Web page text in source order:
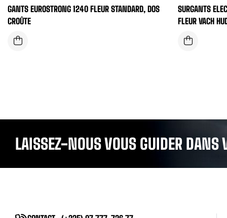
GANTS EUROSTRONG 1240 FLEUR STANDARD, DOS
CROÛTE
SURGANTS
FLEUR VACH
LAISSEZ-NOUS VOUS GUIDER DANS